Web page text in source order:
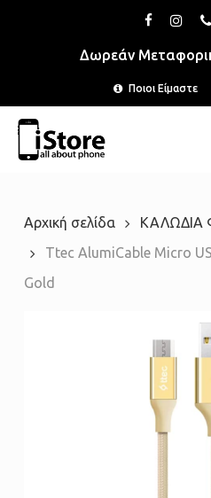
facebook
Δωρεάν
Ποιοι Είμαστε
Αρχική σελίδα ΚΑΛΩΔΙΑ
Ttec AlumiCable Micro
Gold